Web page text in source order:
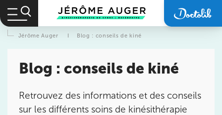
Jérôme Auger I Blog : conseils de kiné
Blog : conseils de kiné
Retrouvez des informations et des conseils
sur les différents soins de kinésithérapie